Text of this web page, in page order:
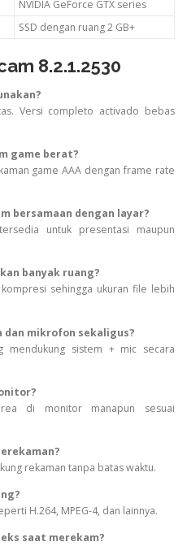
NVIDIA GeForce GTX series
SSD dengan ruang 2 GB+
8.2.1.2530
Versi completo activado bebas
game berat?
game AAA dengan frame rate
bersamaan dengan layar?
untuk presentasi maupun
banyak ruang?
sehingga ukuran file lebih
dan mikrofon sekaligus?
mendukung sistem + mic secara
di monitor manapun sesuai
rekaman tanpa batas waktu.
H.264, MPEG-4, dan lainnya.
saat merekam?